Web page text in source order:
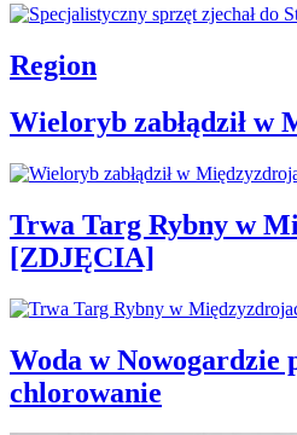
Region
Wieloryb zabłądził w
Trwa Targ Rybny w
[ZDJĘCIA]
Woda w Nowogardzie
chlorowanie